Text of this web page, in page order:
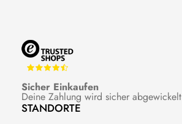
Sicher Einkaufen
Deine Zahlung wird sicher abgewickelt
STANDORTE